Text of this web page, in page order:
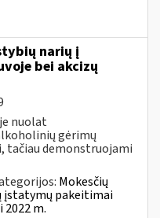
narių į
bei akcizų
nuolat
gėrimų
tačiau demonstruojami
Mokesčių
įstatymų pakeitimai
m.